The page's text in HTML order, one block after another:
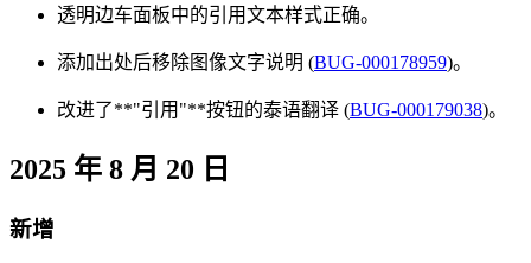
透明边车面板中的引用文本样式正确。
添加出处后移除图像文字说明 (BUG-000178959)。
改进了**"引用"**按钮的泰语翻译 (BUG-000179038)。
2025 年 8 月 20 日
新增